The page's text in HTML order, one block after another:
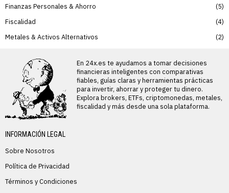
Finanzas Personales & Ahorro
5
Fiscalidad
4
Metales & Activos Alternativos
2
En 24x.es te ayudamos a tomar decisiones
financieras inteligentes con comparativas
fiables, guías claras y herramientas prácticas
para invertir, ahorrar y proteger tu dinero.
Explora brokers, ETFs, criptomonedas, metales,
fiscalidad y más desde una sola plataforma.
INFORMACIÓN LEGAL
Sobre Nosotros
Política de Privacidad
Términos y Condiciones